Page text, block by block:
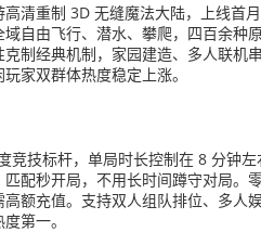
清重制 3D 无缝魔法大陆，上线首
自由飞行、潜水、攀爬，四百余种
制经典机制，家园建造、多人联机
家双群体热度稳定上涨。
竞技标杆，单局时长控制在 8 分钟
配秒开局，不用长时间蹲守对局。
额充值。支持双人组队排位、多人
第一。